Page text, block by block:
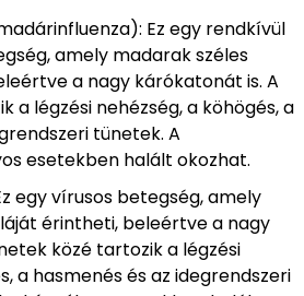
Ez egy rendkívül
amely madarak széles
a nagy kárókatonát is. A
a légzési nehézség, a köhögés, a
tünetek. A
esetekben halált okozhat.
egy vírusos betegség, amely
érintheti, beleértve a nagy
közé tartozik a légzési
a hasmenés és az idegrendszeri